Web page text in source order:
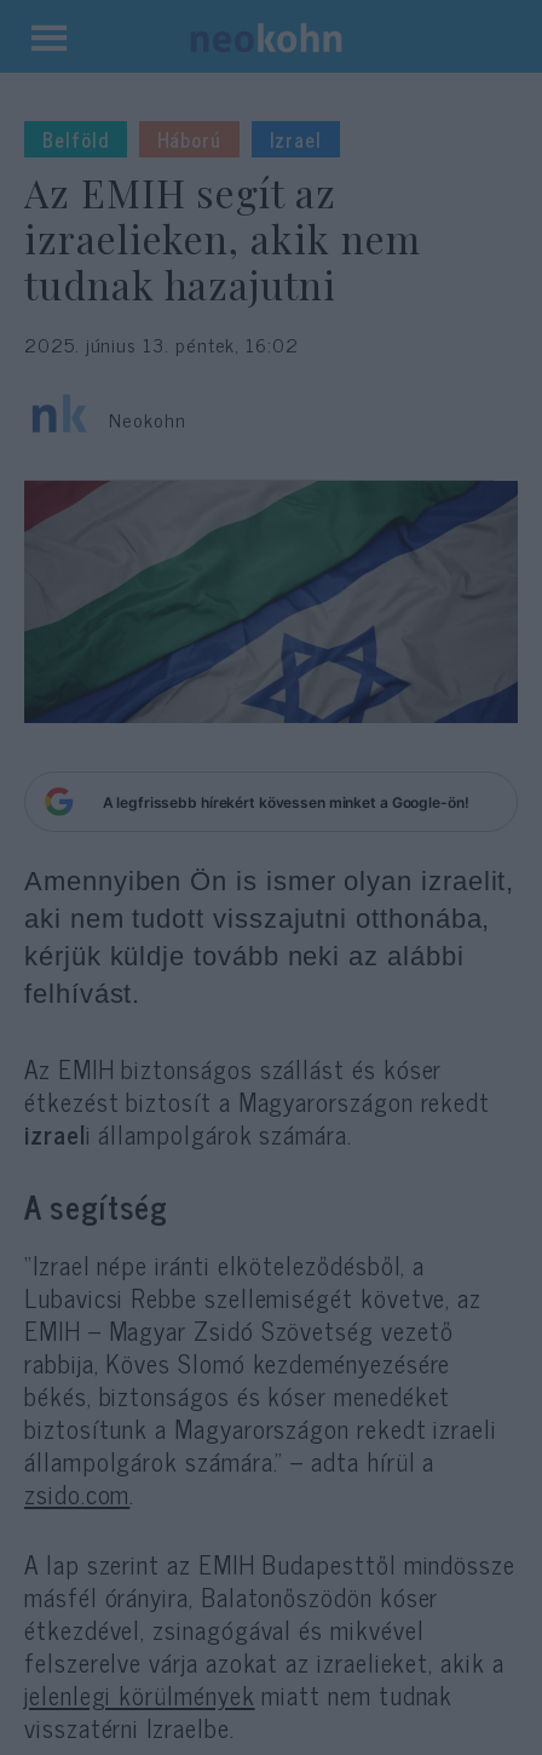
Kilépés
tartalomba
Belföld Háború Izrael
Az EMIH segít az
izraelieken, akik nem
tudnak hazajutni
2025. június 13. péntek, 16:02
Neokohn
A legfrissebb hírekért kövessen minket a Google-ön!
Amennyiben Ön is ismer olyan izraelit,
aki nem tudott visszajutni otthonába,
kérjük küldje tovább neki az alábbi
felhívást.
Az EMIH biztonságos szállást és kóser
étkezést biztosít a Magyarországon rekedt
izraeli állampolgárok számára.
A segítség
“Izrael népe iránti elköteleződésből, a
Lubavicsi Rebbe szellemiségét követve, az
EMIH – Magyar Zsidó Szövetség vezető
rabbija, Köves Slomó kezdeményezésére
békés, biztonságos és kóser menedéket
biztosítunk a Magyarországon rekedt izraeli
állampolgárok számára.” – adta hírül a
zsido.com.
A lap szerint az EMIH Budapesttől mindössze
másfél órányira, Balatonőszödön kóser
étkezdével, zsinagógával és mikvével
felszerelve várja azokat az izraelieket, akik a
jelenlegi körülmények miatt nem tudnak
visszatérni Izraelbe.